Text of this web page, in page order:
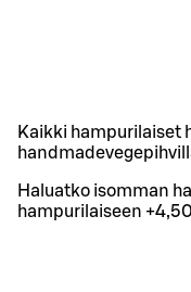
Kaikki hampurilaiset
Haluatko isomman
hampurilaiseen